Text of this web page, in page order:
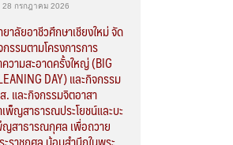
28 กรกฎาคม 2026
าลัยอาชีวศึกษาเชียงใหม่ จัด
รรมตามโครงการการ
วามสะอาดครั้งใหญ่ (BIG
DAY) และกิจกรรม
. และกิจกรรมจิตอาสา
พ็ญสาธารณประโยชน์และบะ
ญสาธารณกุศล เพื่อถวาย